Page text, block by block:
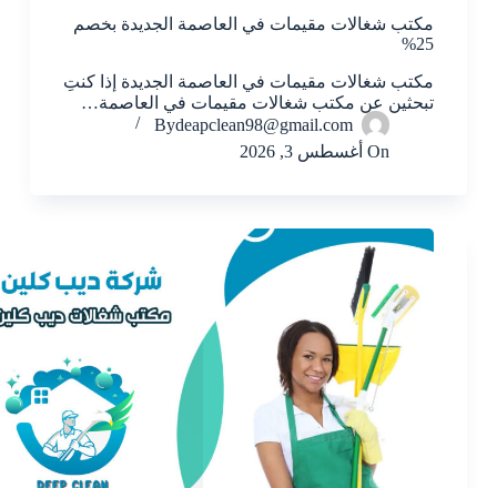
مكتب شغالات مقيمات في العاصمة الجديدة بخصم
25%
مكتب شغالات مقيمات في العاصمة الجديدة إذا كنتِ
تبحثين عن مكتب شغالات مقيمات في العاصمة…
Bydeapclean98@gmail.com
On أغسطس 3, 2026